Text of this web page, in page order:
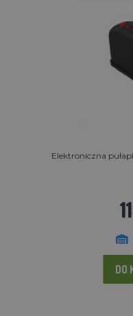
Elektroniczna
DO